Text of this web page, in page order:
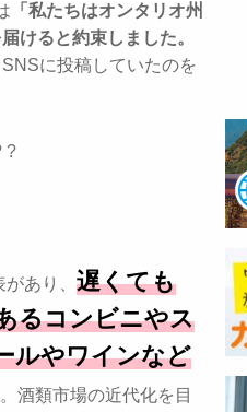
「私たちはオンタリオ州
けると約束しました。
SNSに投稿していたのを
?
あり、 遅くても
るコンビニやス
ルやワインなど
酒類市場の近代化を目